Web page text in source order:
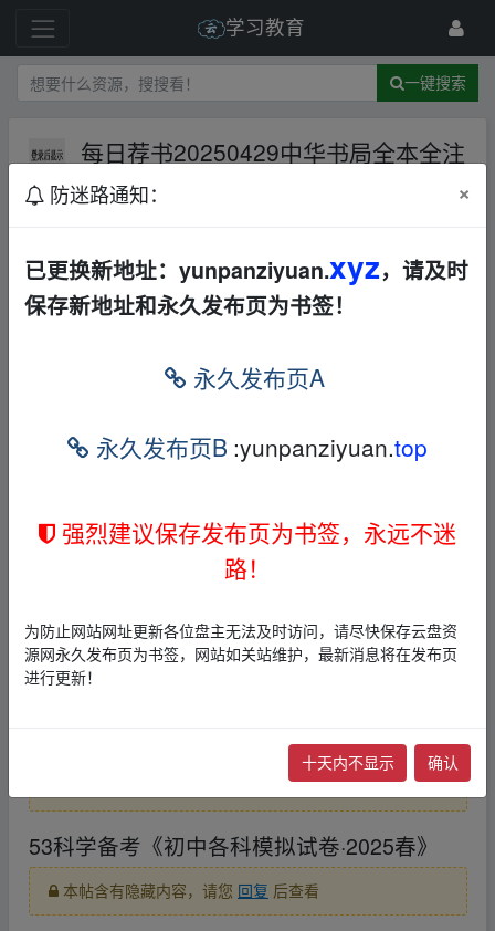
学习教育
一键搜索
每日荐书20250429中华书局全本全注
全译书单初中各科模拟试卷·2025春
夸克网盘
fr、om w_ww.y un‥pan▁zi yu an.xy▪z
单 初中各科模拟试卷·2025春 fr、om w_ww.y u
每日荐书20250429fr、om w_ww.y un‥pan▁zi yu
本帖含有隐藏内容，请您 回复 后查看
fr、om w_ww.y un‥pan▁zi yu an.xy▪z
后查看
53科学备考《初中各科模拟试卷·2025春》
本帖含有隐藏内容，请您 回复 后查看
防迷路通知： ×
已更换新地址：yunpanziyuan.xyz，请及时
保存新地址和永久发布页为书签！
永久发布页A
永久发布页B :yunpanziyuan.top
强烈建议保存发布页为书签，永远不迷
路！
为防止网站网址更新各位盘主无法及时访问，请尽快保存云盘资
源网永久发布页为书签，网站如关站维护，最新消息将在发布页
进行更新！
十天内不显示 确认